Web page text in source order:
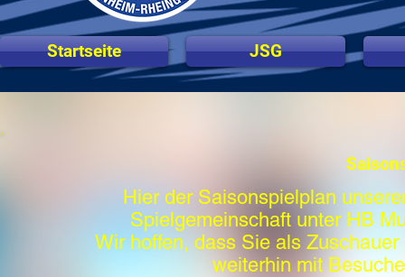
Startseite JSG
Hier der Saisonspielplan
Spielgemeinschaft unter HB
Wir hoffen, dass Sie als
weiterhin mit